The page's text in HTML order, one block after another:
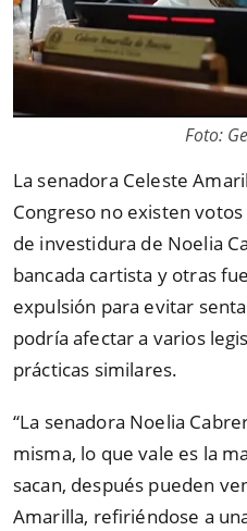
Foto:
La senadora Celeste
Congreso no existen
de investidura de Noelia
bancada cartista y otras
expulsión para evitar
podría afectar a varios
prácticas similares.
“La senadora Noelia
misma, lo que vale es la
sacan, después pueden
Amarilla, refiriéndose a